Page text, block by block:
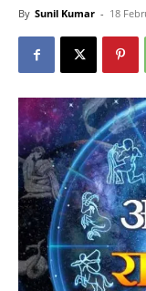
By Sunil Kumar - 18